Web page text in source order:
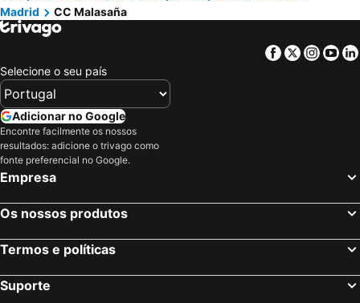
Madrid
CC Malasaña
Facebook
Twitter
Selecione o seu país
Adicionar no Google
Encontre facilmente os nossos
resultados: adicione o trivago como
fonte preferencial no Google.
Empresa
Os nossos produtos
Termos e políticas
Suporte